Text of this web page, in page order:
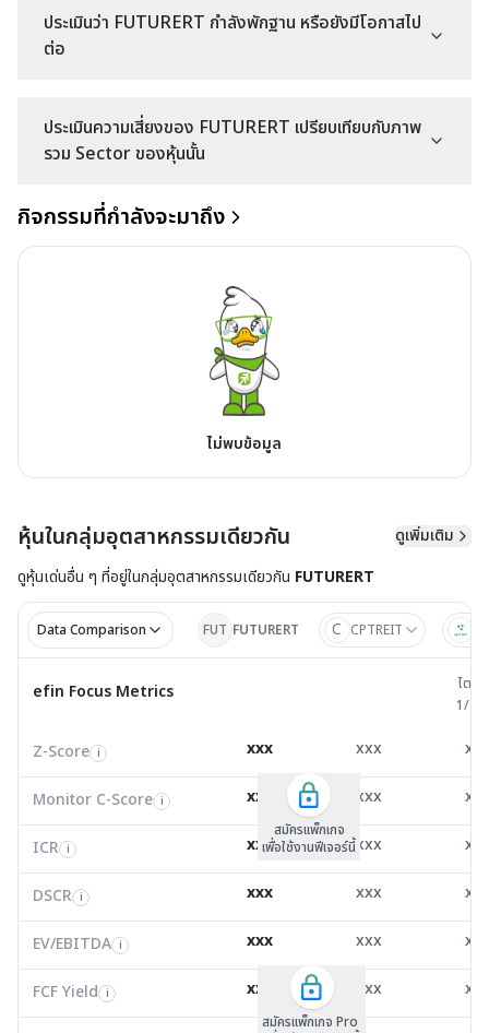
ประเมินว่า FUTURERT กำลังพักฐาน หรือยังมีโอกาสไป
ต่อ
ประเมินความเสี่ยงของ FUTURERT เปรียบเทียบกับภาพ
รวม Sector ของหุ้นนั้น
กิจกรรมที่กำลังจะมาถึง
ไม่พบข้อมูล
หุ้นในกลุ่มอุตสาหกรรมเดียวกัน
ดูเพิ่มเติม
ดูหุ้นเด่นอื่น ๆ ที่อยู่ในกลุ่มอุตสาหกรรมเดียวกัน FUTURERT
Data Comparison FUT FUTURERT C CPTREIT
efin Focus Metrics ไตรมาส
Z-Score i 0.00 0.00
Monitor C-Score
0.00 0.00
ICR i 0.00 0.00
DSCR
EV/EBITDA
9,255.12 15,581.51
FCF Yield i 68.60 17.10
FCF/Net Income
6.34 2.66
13.42 0.00
efin Focus Metrics
ไตรม
1/
Z-Score i
Monitor C-Score i
ICR i
DSCR i
สมัครแพ็คเกจ B
เพื่อใช้งานฟีเจอร์นี้
EV/EBITDA
FCF Yield i
FCF/Net Income
Net Debt/EBITDA
ROIC i
สมัครแพ็คเกจ B
เพื่อใช้งานฟีเจอร์นี้
Z-Score i xxx xxx
Monitor C-Score i xxx xxx
ICR i xxx xxx
DSCR i xxx xxx
สมัครแพ็กเกจ
เพื่อใช้งานฟีเจอร์นี้
EV/EBITDA i xxx xxx
FCF Yield i xxx xxx
สมัครแพ็กเกจ Pro